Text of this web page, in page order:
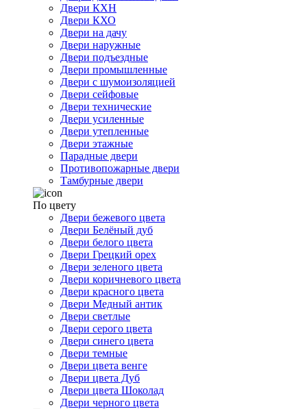
Двери КХН
Двери КХО
Двери на дачу
Двери наружные
Двери подъездные
Двери промышленные
Двери с шумоизоляцией
Двери сейфовые
Двери технические
Двери усиленные
Двери утепленные
Двери этажные
Парадные двери
Противопожарные двери
Тамбурные двери
По цвету
Двери бежевого цвета
Двери Белёный дуб
Двери белого цвета
Двери Грецкий орех
Двери зеленого цвета
Двери коричневого цвета
Двери красного цвета
Двери Медный антик
Двери светлые
Двери серого цвета
Двери синего цвета
Двери темные
Двери цвета венге
Двери цвета Дуб
Двери цвета Шоколад
Двери черного цвета